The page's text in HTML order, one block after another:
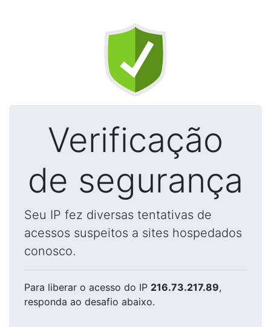
Verificação
de segurança
Seu IP fez diversas tentativas de
acessos suspeitos a sites hospedados
conosco.
Para liberar o acesso do IP 216.73.217.89,
responda ao desafio abaixo.